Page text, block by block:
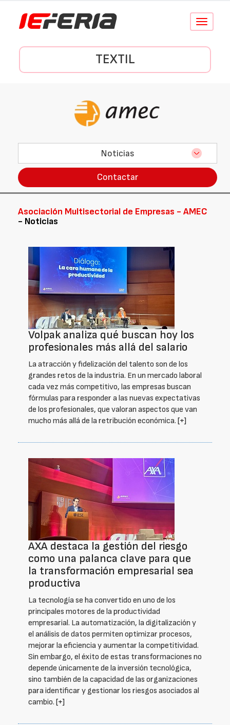
Conmutar
TEXTIL
Noticias
Contactar
Asociación Multisectorial de Empresas - AMEC
- Noticias
Volpak analiza qué buscan hoy los
profesionales más allá del salario
La atracción y fidelización del talento son de los
grandes retos de la industria. En un mercado laboral
cada vez más competitivo, las empresas buscan
fórmulas para responder a las nuevas expectativas
de los profesionales, que valoran aspectos que van
mucho más allá de la retribución económica. [+]
AXA destaca la gestión del riesgo
como una palanca clave para que
la transformación empresarial sea
productiva
La tecnología se ha convertido en uno de los
principales motores de la productividad
empresarial. La automatización, la digitalización y
el análisis de datos permiten optimizar procesos,
mejorar la eficiencia y aumentar la competitividad.
Sin embargo, el éxito de estas transformaciones no
depende únicamente de la inversión tecnológica,
sino también de la capacidad de las organizaciones
para identificar y gestionar los riesgos asociados al
cambio. [+]